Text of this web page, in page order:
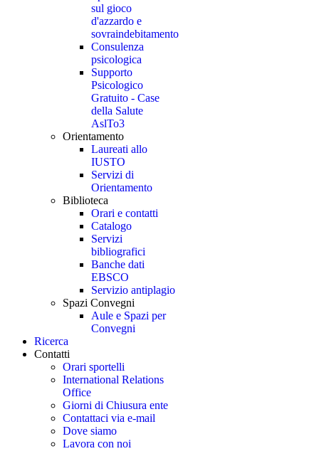
sul gioco
d'azzardo e
sovraindebitamento
Consulenza
psicologica
Supporto
Psicologico
Gratuito - Case
della Salute
AslTo3
Orientamento
Laureati allo
IUSTO
Servizi di
Orientamento
Biblioteca
Orari e contatti
Catalogo
Servizi
bibliografici
Banche dati
EBSCO
Servizio antiplagio
Spazi Convegni
Aule e Spazi per
Convegni
Ricerca
Contatti
Orari sportelli
International Relations
Office
Giorni di Chiusura ente
Contattaci via e-mail
Dove siamo
Lavora con noi